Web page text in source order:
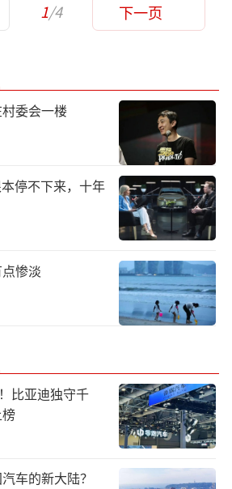
1/4 下一页
委会一楼
停不下来，十年
惨淡
比亚迪独守千
车的新大陆？